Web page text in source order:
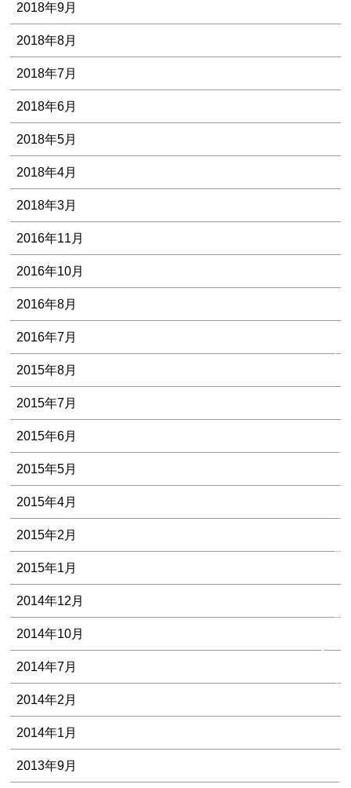
O
よ
る
問
問
メ
2018年9月
2018年8月
2018年7月
2018年6月
2018年5月
2018年4月
2018年3月
2016年11月
2016年10月
2016年8月
2016年7月
2015年8月
2015年7月
2015年6月
2015年5月
2015年4月
2015年2月
2015年1月
2014年12月
2014年10月
2014年7月
2014年2月
2014年1月
2013年9月